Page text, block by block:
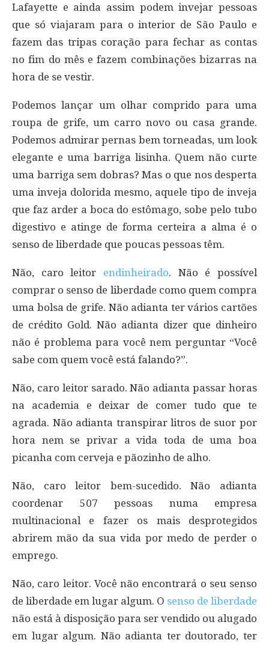
Lafayette e ainda assim podem invejar pessoas
que só viajaram para o interior de São Paulo e
fazem das tripas coração para fechar as contas
no fim do mês e fazem combinações bizarras na
hora de se vestir.
Podemos lançar um olhar comprido para uma
roupa de grife, um carro novo ou casa grande.
Podemos admirar pernas bem torneadas, um look
elegante e uma barriga lisinha. Quem não curte
uma barriga sem dobras? Mas o que nos desperta
uma inveja dolorida mesmo, aquele tipo de inveja
que faz arder a boca do estômago, sobe pelo tubo
digestivo e atinge de forma certeira a alma é o
senso de liberdade que poucas pessoas têm.
Não, caro leitor endinheirado. Não é possível
comprar o senso de liberdade como quem compra
uma bolsa de grife. Não adianta ter vários cartões
de crédito Gold. Não adianta dizer que dinheiro
não é problema para você nem perguntar “Você
sabe com quem você está falando?”.
Não, caro leitor sarado. Não adianta passar horas
na academia e deixar de comer tudo que te
agrada. Não adianta transpirar litros de suor por
hora nem se privar a vida toda de uma boa
picanha com cerveja e pãozinho de alho.
Não, caro leitor bem-sucedido. Não adianta
coordenar 507 pessoas numa empresa
multinacional e fazer os mais desprotegidos
abrirem mão da sua vida por medo de perder o
emprego.
Não, caro leitor. Você não encontrará o seu senso
de liberdade em lugar algum. O senso de liberdade
não está à disposição para ser vendido ou alugado
em lugar algum. Não adianta ter doutorado, ter